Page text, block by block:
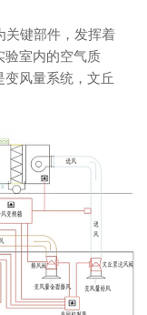
关键部件，发挥着
验室内的空气质
风量系统，文丘